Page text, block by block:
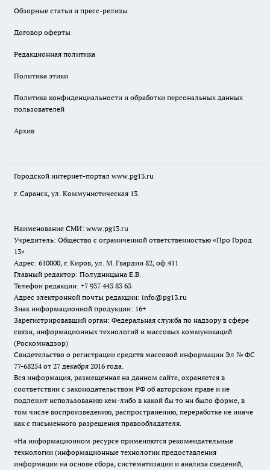
Обзорные статьи и пресс-релизы
Договор оферты
Редакционная политика
Политика этики
Политика конфиденциальности и обработки персональных данных
пользователей
Архив
Городской интернет-портал www.pg13.ru
г. Саранск, ул. Коммунистическая 13.
Наименование СМИ: www.pg13.ru
Учредитель: Общество с ограниченной ответственностью «Про Город
13»
Адрес: 610000, г. Киров, ул. М. Гвардии 82, оф.411
Главный редактор: Полудницына Е.В.
Телефон редакции: +7 937 443 83 63
Адрес электронной почты редакции: info@pg13.ru
Знак информационной продукции: 16+
Зарегистрировавший орган: Федеральная служба по надзору в сфере
связи, информационных технологий и массовых коммуникаций
(Роскомнадзор)
Свидетельство о регистрации средств массовой информации Эл № ФС
77-68254 от 27 декабря 2016 года.
Вся информация, размещенная на данном сайте, охраняется в
соответствии с законодательством РФ об авторском праве и не
подлежит использованию кем-либо в какой бы то ни было форме, в
том числе воспроизведению, распространению, переработке не иначе
как с письменного разрешения правообладателя.
«На информационном ресурсе применяются рекомендательные
технологии (информационные технологии предоставления
информации на основе сбора, систематизации и анализа сведений,